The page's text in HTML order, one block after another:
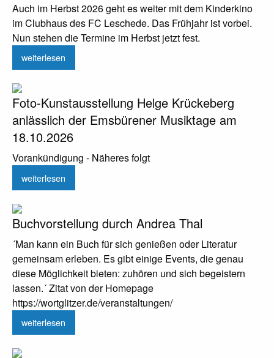
Auch im Herbst 2026 geht es weiter mit dem Kinderkino
im Clubhaus des FC Leschede. Das Frühjahr ist vorbei.
Nun stehen die Termine im Herbst jetzt fest.
weiterlesen
Foto-Kunstausstellung Helge Krückeberg
anlässlich der Emsbürener Musiktage am
18.10.2026
Vorankündigung - Näheres folgt
weiterlesen
Buchvorstellung durch Andrea Thal
´Man kann ein Buch für sich genießen oder Literatur
gemeinsam erleben. Es gibt einige Events, die genau
diese Möglichkeit bieten: zuhören und sich begeistern
lassen.´ Zitat von der Homepage
https://wortglitzer.de/veranstaltungen/
weiterlesen